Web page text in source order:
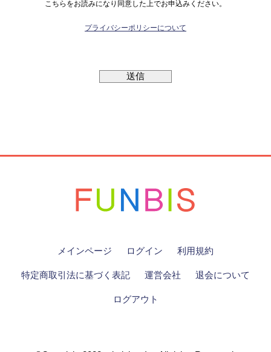
こちらをお読みになり同意した上でお申込みください。
プライバシーポリシーについて
メインページ ログイン 利用規約
特定商取引法に基づく表記 運営会社 退会について
ログアウト